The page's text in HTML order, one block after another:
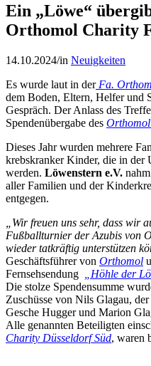
Ein „Löwe“
Orthomol Charity
14.10.2024/in Neuigkeiten
Es wurde laut in derFa.
dem Boden, Eltern, Helfer und
Gespräch. Der Anlass des
Spendenübergabe des
Dieses Jahr wurden mehrere
krebskranker Kinder, die in
werden. Löwenstern e.V.
aller Familien und der
entgegen.
„Wir freuen uns sehr, dass wir
Fußballturnier der Azubis von
wieder tatkräftig unterstützen
Geschäftsführer von Orthomol
Fernsehsendung
„Höhle der
Die stolze Spendensumme
Zuschüsse von Nils Glagau, der
Gesche Hugger und Marion
Alle genannten Beteiligten
Charity Düsseldorf Süd, waren